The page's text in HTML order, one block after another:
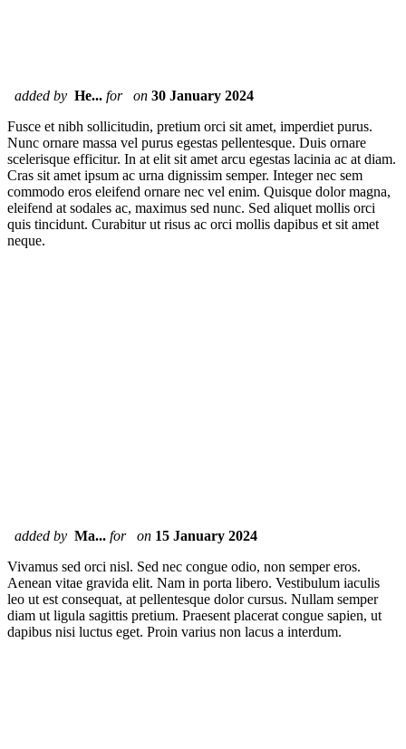
added by He... for on 30 January 2024
Fusce et nibh sollicitudin, pretium orci sit amet, imperdiet purus.
Nunc ornare massa vel purus egestas pellentesque. Duis ornare
scelerisque efficitur. In at elit sit amet arcu egestas lacinia ac at diam.
Cras sit amet ipsum ac urna dignissim semper. Integer nec sem
commodo eros eleifend ornare nec vel enim. Quisque dolor magna,
eleifend at sodales ac, maximus sed nunc. Sed aliquet mollis orci
quis tincidunt. Curabitur ut risus ac orci mollis dapibus et sit amet
neque.
added by Ma... for on 15 January 2024
Vivamus sed orci nisl. Sed nec congue odio, non semper eros.
Aenean vitae gravida elit. Nam in porta libero. Vestibulum iaculis
leo ut est consequat, at pellentesque dolor cursus. Nullam semper
diam ut ligula sagittis pretium. Praesent placerat congue sapien, ut
dapibus nisi luctus eget. Proin varius non lacus a interdum.